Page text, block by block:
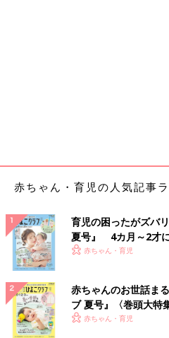
赤ちゃん・育児の人気記事
育児の困ったがズバ
夏号』 4カ月～2才
いっぱい！
赤ちゃん・育児
赤ちゃんのお世話ま
ブ 夏号』〈巻頭大特
く！ おっぱい・ミル
赤ちゃん・育児